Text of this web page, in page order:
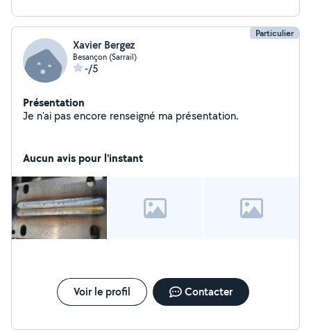
Particulier
Xavier Bergez
Besançon (Sarrail)
-/5
Présentation
Je n'ai pas encore renseigné ma présentation.
Aucun avis pour l'instant
Voir le profil Contacter